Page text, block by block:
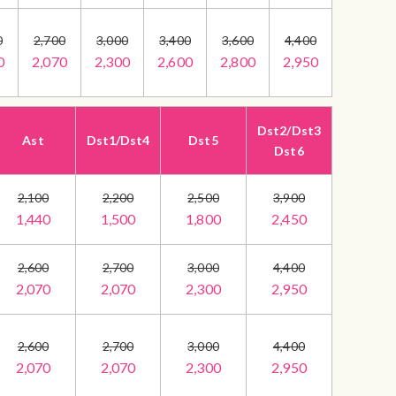
2,700
2,070
3,000
2,300
3,400
2,600
3,600
2,800
4,400
2,950
Ast Dst1/Dst4 Dst5
Dst2/Dst3
Dst6
2,100
1,440
2,200
1,500
2,500
1,800
3,900
2,450
2,600
2,070
2,700
2,070
3,000
2,300
4,400
2,950
2,600
2,070
2,700
2,070
3,000
2,300
4,400
2,950